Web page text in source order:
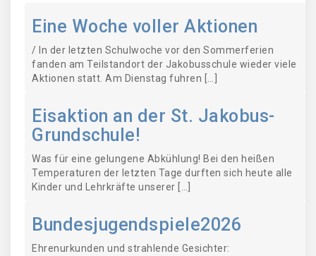
Eine Woche voller Aktionen
/ In der letzten Schulwoche vor den Sommerferien
fanden am Teilstandort der Jakobusschule wieder viele
Aktionen statt. Am Dienstag fuhren […]
Eisaktion an der St. Jakobus-
Grundschule!
Was für eine gelungene Abkühlung! Bei den heißen
Temperaturen der letzten Tage durften sich heute alle
Kinder und Lehrkräfte unserer […]
Bundesjugendspiele2026
Ehrenurkunden und strahlende Gesichter: